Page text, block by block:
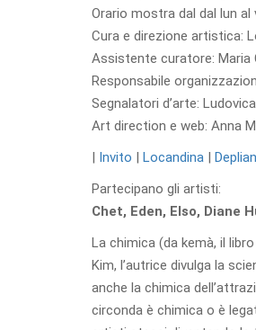
Orario mostra dal dal lun al
Cura e direzione artistica:
Assistente curatore: Maria
Responsabile
Segnalatori d’arte:
Art direction e web: Anna
| Invito | Locandina |
Partecipano gli artisti:
Chet, Eden, Elso, Diane
La chimica (da kemà, il
Kim, l’autrice divulga la
anche la chimica
circonda è chimica o è